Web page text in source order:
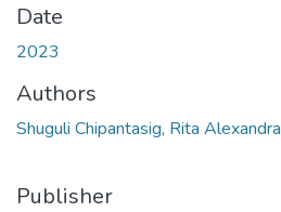
Date
2023
Authors
Shuguli Chipantasig, Rita Alexandra
Publisher